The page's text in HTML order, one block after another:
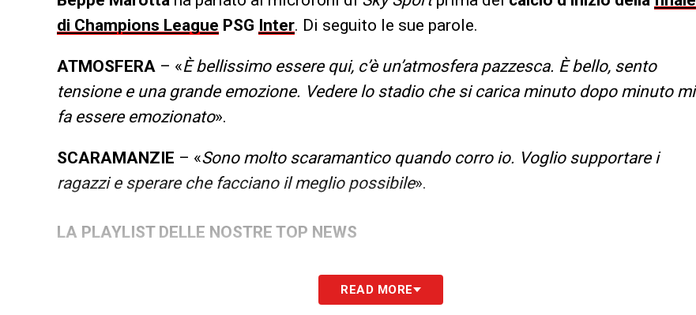
di Champions League PSG Inter. Di seguito le sue parole.
ATMOSFERA – «È bellissimo essere qui, c’è un’atmosfera pazzesca. È bello, sento
tensione e una grande emozione. Vedere lo stadio che si carica minuto dopo minuto mi
fa essere emozionato».
SCARAMANZIE – «Sono molto scaramantico quando corro io. Voglio supportare i
ragazzi e sperare che facciano il meglio possibile».
LA PLAYLIST DELLE NOSTRE TOP NEWS
READ MORE